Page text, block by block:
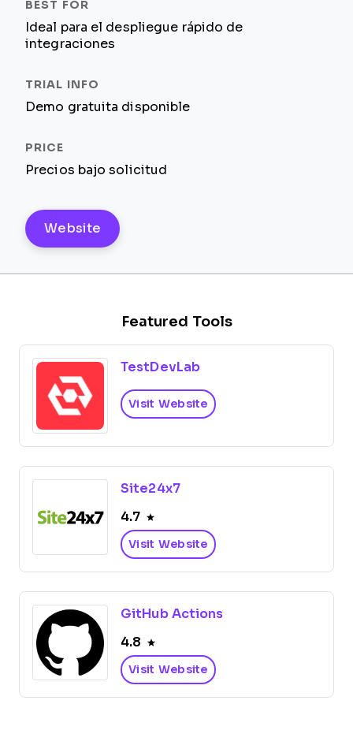
Ideal para el despliegue rápido de
integraciones
Demo gratuita disponible
Precios bajo solicitud
Website
Featured Tools
TestDevLab
Visit Website
Site24x7
4.7
Visit Website
GitHub Actions
4.8
Visit Website